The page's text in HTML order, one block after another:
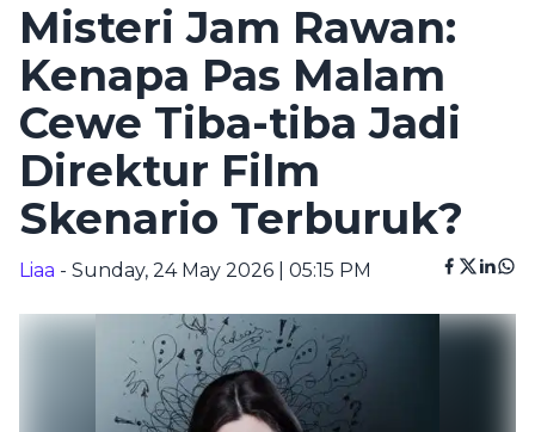
Misteri Jam Rawan:
Kenapa Pas Malam
Cewe Tiba-tiba Jadi
Direktur Film
Skenario Terburuk?
Liaa - Sunday, 24 May 2026 | 05:15 PM